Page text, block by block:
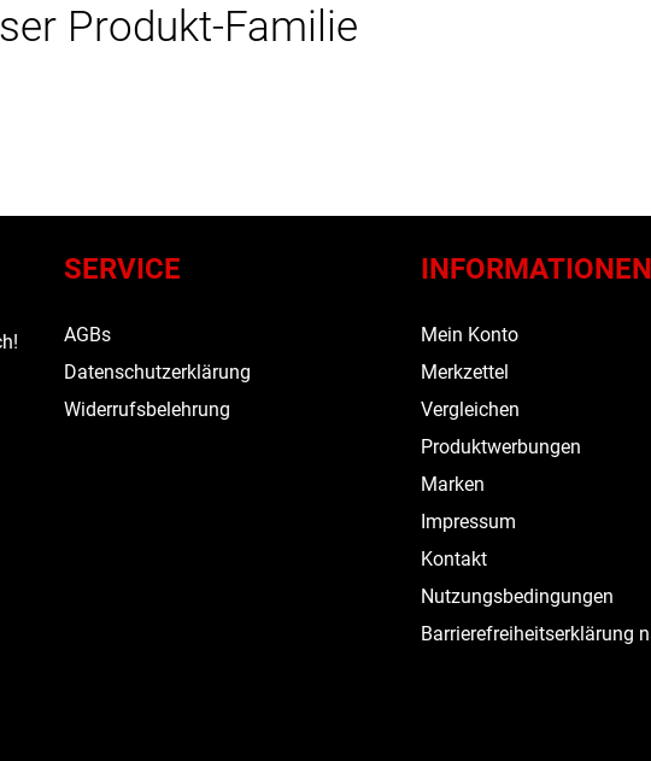
Produkt-Familie
SERVICE
AGBs
Datenschutzerklärung
Widerrufsbelehrung
INFORMATIONEN
Mein Konto
Merkzettel
Vergleichen
Produktwerbungen
Marken
Impressum
Kontakt
Nutzungsbedingungen
Barrierefreiheitserklärung